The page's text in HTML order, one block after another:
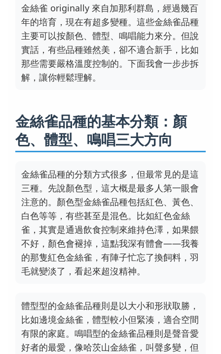
金絲雀 originally 來自加那利群島，經過幾百
年的培育，現在有超多變種。這些金絲雀品種
主要可以按顏色、體型、鳴唱能力來分。但說
實話，有些品種雖然美，卻不適合新手，比如
那些需要嚴格溫度控制的。下面我會一步步拆
解，讓你輕鬆理解。
金絲雀品種的基本分類：顏
色、體型、鳴唱三大方向
金絲雀品種的分類方式很多，但最常見的是這
三種。先說顏色型，這大概是最多人第一眼會
注意的。顏色型金絲雀品種包括紅色、黃色、
白色等等，有些甚至是混色。比如紅色金絲
雀，其實是通過飲食控制來維持色澤，如果餵
不好，顏色會褪掉，這點我深有體會——我養
的那隻紅色金絲雀，有陣子忙忘了換飼料，羽
毛就變淡了，看起來超沒精神。
體型型的金絲雀品種則是以大小和形狀取勝，
比如邊境金絲雀，體型較小但緊湊，適合空間
有限的家庭。鳴唱型的金絲雀品種則是聲音愛
好者的最愛，像哈茨山金絲雀，叫聲多變，但